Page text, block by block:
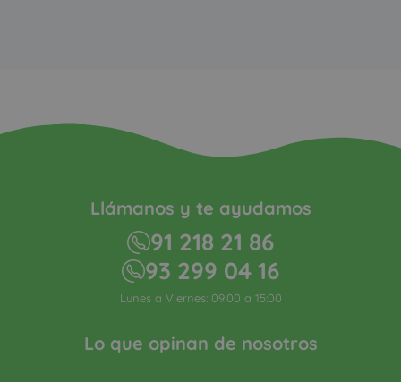
Lo que opinan de nosotros
Llámanos y te ayudamos
91 218 21 86
93 299 04 16
Lunes a Viernes: 09:00 a 15:00